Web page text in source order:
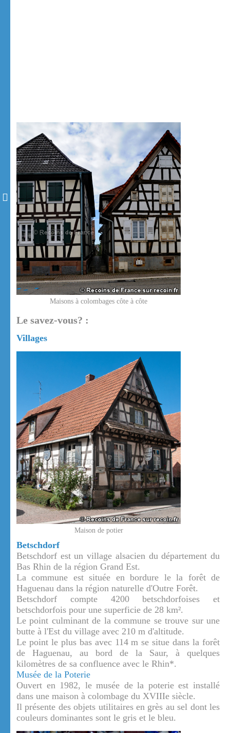
Maisons à colombages côte à côte
Le savez-vous? :
Villages
Maison de potier
Betschdorf
Betschdorf est un village alsacien du département du
Bas Rhin de la région Grand Est.
La commune est située en bordure le la forêt de
Haguenau dans la région naturelle d'Outre Forêt.
Betschdorf compte 4200 betschdorfoises et
betschdorfois pour une superficie de 28 km².
Le point culminant de la commune se trouve sur une
butte à l'Est du village avec 210 m d'altitude.
Le point le plus bas avec 114 m se situe dans la forêt
de Haguenau, au bord de la Saur, à quelques
kilomètres de sa confluence avec le Rhin*.
Musée de la Poterie
Ouvert en 1982, le musée de la poterie est installé
dans une maison à colombage du XVIIIe siècle.
Il présente des objets utilitaires en grès au sel dont les
couleurs dominantes sont le gris et le bleu.